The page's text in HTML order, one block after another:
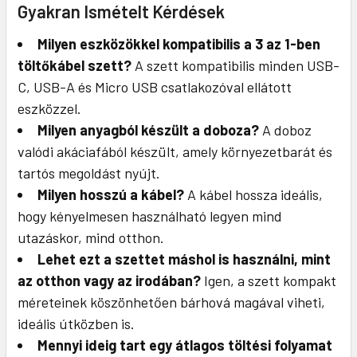
Gyakran Ismételt Kérdések
Milyen eszközökkel kompatibilis a 3 az 1-ben
töltőkábel szett?A szett kompatibilis minden USB-
C, USB-A és Micro USB csatlakozóval ellátott
eszközzel.
Milyen anyagból készült a doboza?A doboz
valódi akáciafából készült, amely környezetbarát és
tartós megoldást nyújt.
Milyen hosszú a kábel?A kábel hossza ideális,
hogy kényelmesen használható legyen mind
utazáskor, mind otthon.
Lehet ezt a szettet máshol is használni, mint
az otthon vagy az irodában? Igen, a szett kompakt
méreteinek köszönhetően bárhová magával viheti,
ideális útközben is.
Mennyi ideig tart egy átlagos töltési folyamat